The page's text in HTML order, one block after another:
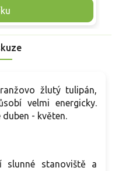
vynikne v jarních
mezi trvalkami.
žlutý tulipán,
velmi energicky.
- květen.
slunné stanoviště a